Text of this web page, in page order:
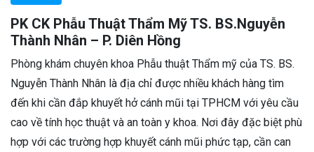
PK CK Phẫu Thuật Thẩm Mỹ TS. BS.Nguyễn
Thành Nhân – P. Diên Hồng
Phòng khám chuyên khoa Phẫu thuật Thẩm mỹ của TS. BS.
Nguyễn Thành Nhân là địa chỉ được nhiều khách hàng tìm
đến khi cần đắp khuyết hở cánh mũi tại TPHCM với yêu cầu
cao về tính học thuật và an toàn y khoa. Nơi đây đặc biệt phù
hợp với các trường hợp khuyết cánh mũi phức tạp, cần can